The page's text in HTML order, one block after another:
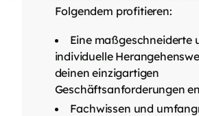
Folgendem profitieren:
Eine maßgeschneiderte
individuelle
deinen einzigartigen
Geschäftsanforderungen
Fachwissen und